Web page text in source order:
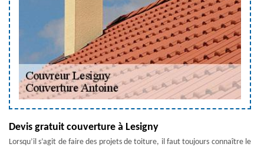
Devis gratuit couverture à Lesigny
Lorsqu’il s’agit de faire des projets de toiture, il faut toujours connaître le